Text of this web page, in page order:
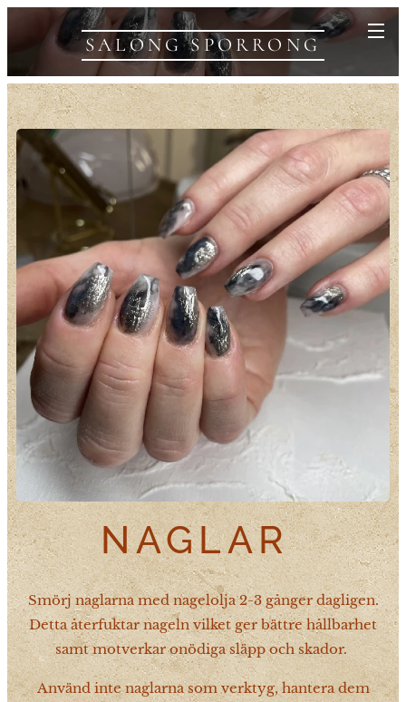
SALONG SPORRONG
NAGLAR
Smörj naglarna med nagelolja 2-3 gånger dagligen.
Detta återfuktar nageln vilket ger bättre hållbarhet
samt motverkar onödiga släpp och skador.
Använd inte naglarna som verktyg, hantera dem